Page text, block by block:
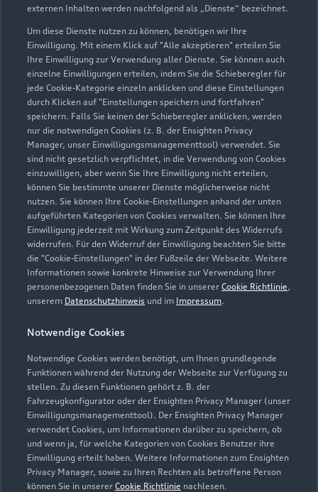
externen Inhalten werden nachfolgend als „Dienste“ bezeichnet.
Um diese Dienste nutzen zu können, benötigen wir Ihre
Einwilligung. Mit einem Klick auf "Alle akzeptieren" erteilen Sie
Ihre Einwilligung zur Verwendung aller Dienste. Sie können auch
einzelne Einwilligungen erteilen, indem Sie die Schieberegler für
jede Cookie-Kategorie einzeln anklicken und diese Einstellungen
durch Klicken auf "Einstellungen speichern und fortfahren"
speichern. Falls Sie keinen der Schieberegler anklicken, werden
nur die notwendigen Cookies (z. B. der Ensighten Privacy
Manager, unser Einwilligungsmanagementtool) verwendet. Sie
sind nicht gesetzlich verpflichtet, in die Verwendung von Cookies
einzuwilligen, aber wenn Sie Ihre Einwilligung nicht erteilen,
können Sie bestimmte unserer Dienste möglicherweise nicht
nutzen. Sie können Ihre Cookie-Einstellungen anhand der unten
aufgeführten Kategorien von Cookies verwalten. Sie können Ihre
Einwilligung jederzeit mit Wirkung zum Zeitpunkt des Widerrufs
widerrufen. Für den Widerruf der Einwilligung beachten Sie bitte
die "Cookie-Einstellungen" in der Fußzeile der Webseite. Weitere
Informationen sowie konkrete Hinweise zur Verwendung Ihrer
personenbezogenen Daten finden Sie in unserer Cookie Richtlinie,
unserem Datenschutzhinweis und im Impressum.
Notwendige Cookies
Notwendige Cookies werden benötigt, um Ihnen grundlegende
Funktionen während der Nutzung der Webseite zur Verfügung zu
stellen. Zu diesen Funktionen gehört z. B. der
Fahrzeugkonfigurator oder der Ensighten Privacy Manager (unser
Einwilligungsmanagementtool). Der Ensighten Privacy Manager
verwendet Cookies, um Informationen darüber zu speichern, ob
und wenn ja, für welche Kategorien von Cookies Benutzer ihre
Einwilligung erteilt haben. Weitere Informationen zum Ensighten
Privacy Manager, sowie zu Ihren Rechten als betroffene Person
können Sie in unserer Cookie Richtlinie nachlesen.
63128 Dietzenbach
06074 8015
info.dietzenbach@brass-gruppe.de
Kontaktdaten herunterladen
Öffnungszeiten
Verkauf
Geschlossen,öffnet amDonnerstag
08:00
Service
Geöffnet bis18:00
Zurück nach oben
Modelle